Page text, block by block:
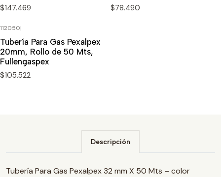
$147.469
$78.490
112050|
Tubería Para Gas Pexalpex
20mm, Rollo de 50 Mts,
Fullengaspex
$105.522
Descripción
Tubería Para Gas Pexalpex 32 mm X 50 Mts – color